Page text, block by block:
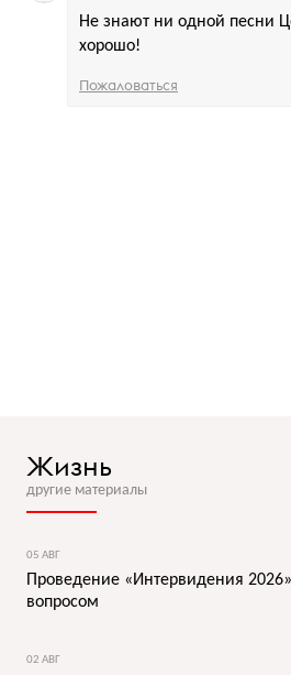
Не знают ни одной песни
хорошо!
Пожаловаться
Жизнь
другие материалы
05 АВГ
Проведение «Интервидения
вопросом
02 АВГ